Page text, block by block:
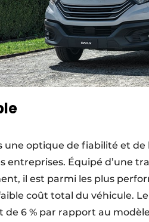
une optique de fiabilité et
entreprises. Équipé d’une
il est parmi les plus
coût total du véhicule.
6 % par rapport au